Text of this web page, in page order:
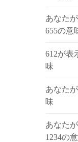
あなた
655の意
612が表
味
あなた
味
あなた
1234の